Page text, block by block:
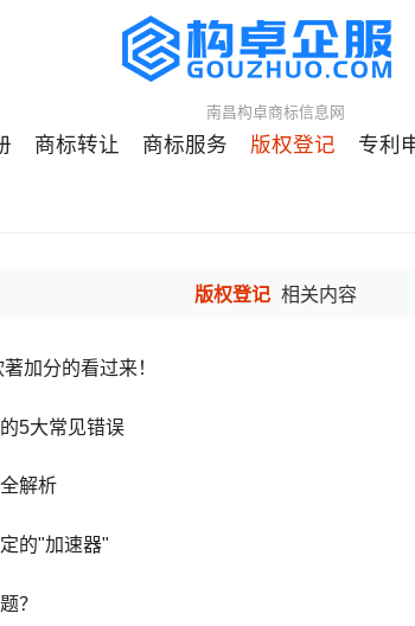
南昌构卓商标信息网
商标转让 商标服务 版权登记 专利
版权登记 相关内容
加分的看过来！
5大常见错误
解析
的"加速器"
？